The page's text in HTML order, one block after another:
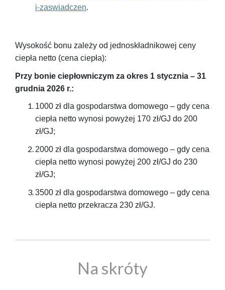
i-zaswiadczen.
Wysokość bonu zależy od jednoskładnikowej ceny
ciepła netto (cena ciepła):
Przy bonie ciepłowniczym za okres 1 stycznia – 31
grudnia 2026 r.:
1000 zł dla gospodarstwa domowego – gdy cena
ciepła netto wynosi powyżej 170 zł/GJ do 200
zł/GJ;
2000 zł dla gospodarstwa domowego – gdy cena
ciepła netto wynosi powyżej 200 zł/GJ do 230
zł/GJ;
3500 zł dla gospodarstwa domowego – gdy cena
ciepła netto przekracza 230 zł/GJ.
Na skróty